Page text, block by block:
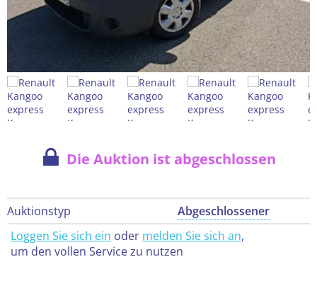
Die Auktion ist abgeschlossen
Auktionstyp
Abgeschlossener
Loggen Sie sich ein oder melden Sie sich an,
um den vollen Service zu nutzen